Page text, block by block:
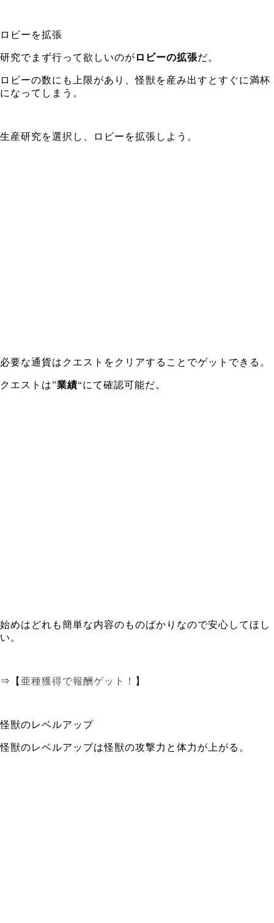
ロビーを拡張
研究でまず行って欲しいのが ロビーの拡張だ。
ロビーの数にも上限があり、怪獣を産み出すとすぐに満杯
になってしまう。
生産研究を選択し、ロビーを拡張しよう。
必要な通貨はクエストをクリアすることでゲットできる。
クエストは”業績“にて確認可能だ。
始めはどれも簡単な内容のものばかりなので安心してほし
い。
⇒【 亜種獲得で報酬ゲット！ 】
怪獣のレベルアップ
怪獣のレベルアップは怪獣の攻撃力と体力が上がる。